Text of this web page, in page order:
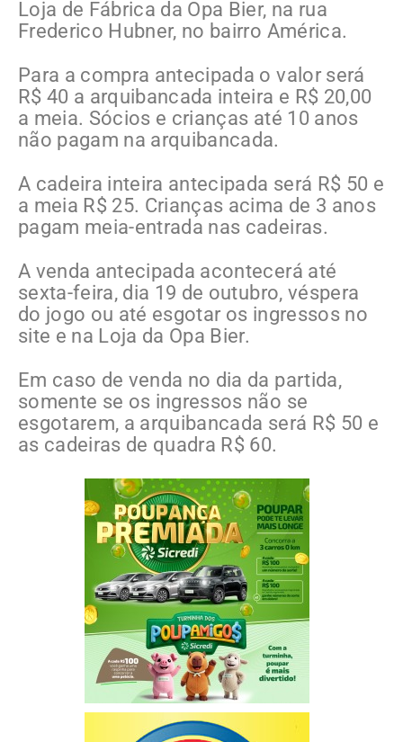
Loja de Fábrica da Opa Bier, na rua
Frederico Hubner, no bairro América.
Para a compra antecipada o valor será
R$ 40 a arquibancada inteira e R$ 20,00
a meia. Sócios e crianças até 10 anos
não pagam na arquibancada.
A cadeira inteira antecipada será R$ 50 e
a meia R$ 25. Crianças acima de 3 anos
pagam meia-entrada nas cadeiras.
A venda antecipada acontecerá até
sexta-feira, dia 19 de outubro, véspera
do jogo ou até esgotar os ingressos no
site e na Loja da Opa Bier.
Em caso de venda no dia da partida,
somente se os ingressos não se
esgotarem, a arquibancada será R$ 50 e
as cadeiras de quadra R$ 60.